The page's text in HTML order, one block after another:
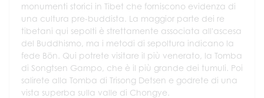
monumenti storici in Tibet che forniscono evidenza di
una cultura pre-buddista. La maggior parte dei re
tibetani qui sepolti è strettamente associata all'ascesa
del Buddhismo, ma i metodi di sepoltura indicano la
fede Bön. Qui potrete visitare il più venerato, la Tomba
di Songtsen Gampo, che è il più grande dei tumuli. Poi
salirete alla Tomba di Trisong Detsen e godrete di una
vista superba sulla valle di Chongye.